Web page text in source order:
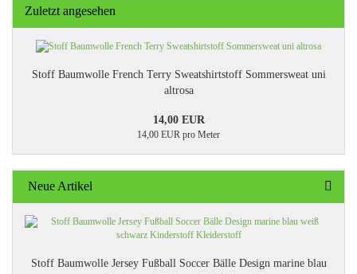
Zuletzt angesehen
Stoff Baumwolle French Terry Sweatshirtstoff Sommersweat uni
altrosa
14,00 EUR
14,00 EUR pro Meter
Neue Artikel
Stoff Baumwolle Jersey Fußball Soccer Bälle Design marine blau